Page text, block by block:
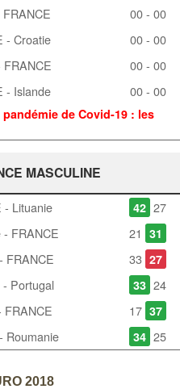
00 - 00
- Croatie 00 - 00
FRANCE 00 - 00
- Islande 00 - 00
de Covid-19 : les
MASCULINE
- Lituanie 42 27
- FRANCE 21 31
FRANCE 33 27
- Portugal 33 24
FRANCE 17 37
Roumanie 34 25
2018